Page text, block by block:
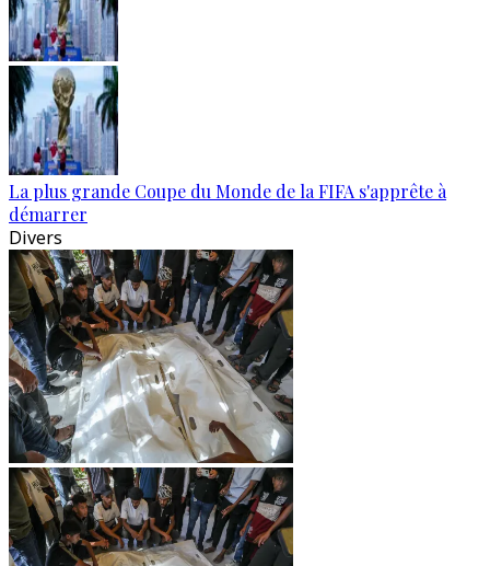
La plus grande Coupe du Monde de la FIFA s'apprête à
démarrer
Divers